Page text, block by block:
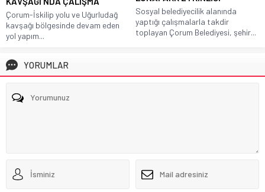
Çorum-İskilip yolu ve Uğurludağ
kavşağı bölgesinde devam eden
yol yapım...
Sosyal belediyecilik alanında
yaptığı çalışmalarla takdir
toplayan Çorum Belediyesi, şehir...
YORUMLAR